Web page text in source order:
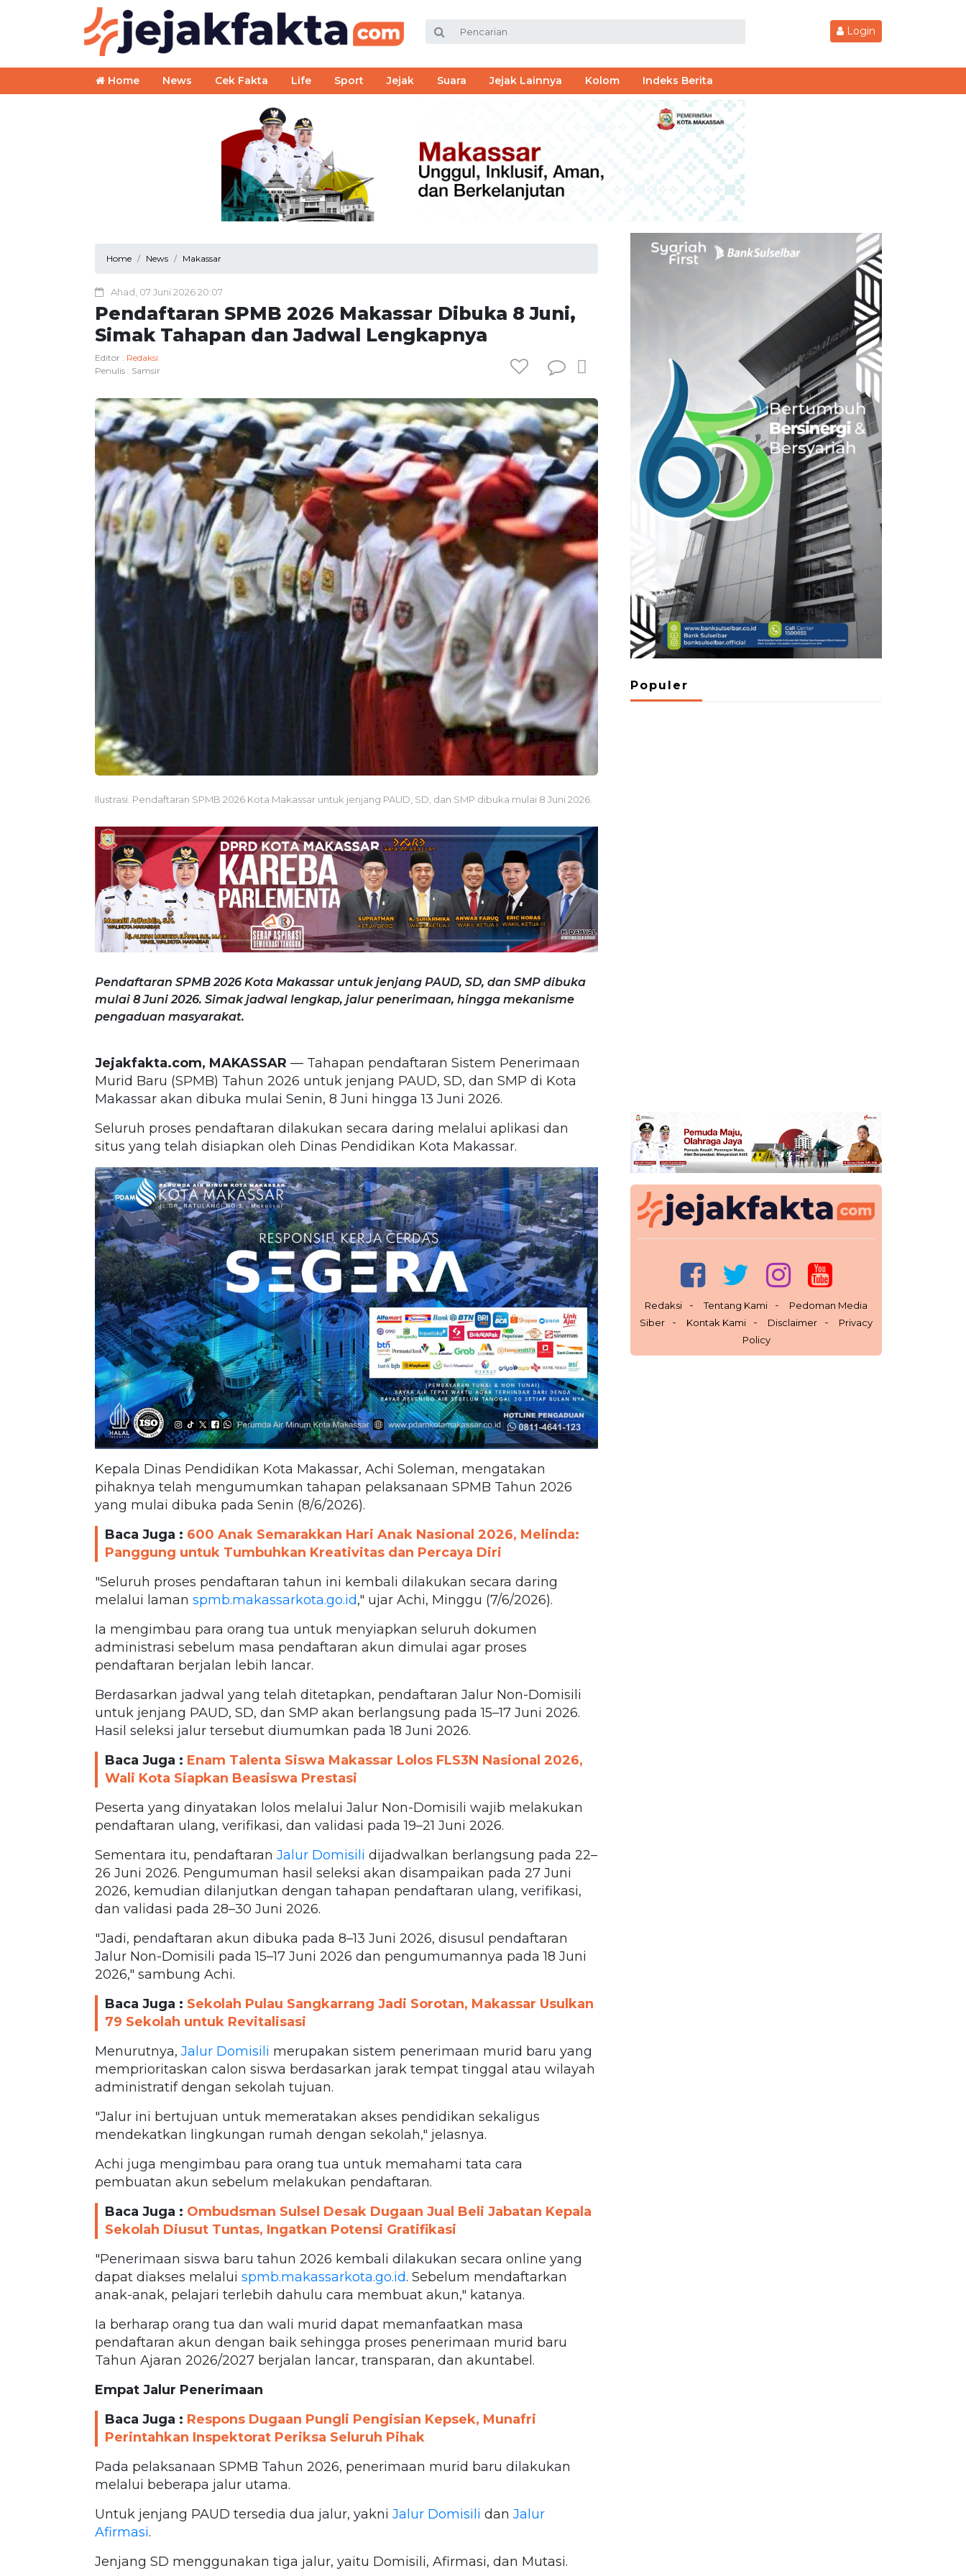
Login
Home News Cek Fakta Life Sport Jejak Suara Jejak Lainnya Kolom Indeks Berita
Home News Makassar
Ahad, 07 Juni 2026 20:07
Pendaftaran SPMB 2026 Makassar Dibuka 8 Juni,
Simak Tahapan dan Jadwal Lengkapnya
Editor : Redaksi
Penulis : Samsir
Ilustrasi. Pendaftaran SPMB 2026 Kota Makassar untuk jenjang PAUD, SD, dan SMP dibuka mulai 8 Juni 2026.
Pendaftaran SPMB 2026 Kota Makassar untuk jenjang PAUD, SD, dan SMP dibuka
mulai 8 Juni 2026. Simak jadwal lengkap, jalur penerimaan, hingga mekanisme
pengaduan masyarakat.
Jejakfakta.com, MAKASSAR — Tahapan pendaftaran Sistem Penerimaan
Murid Baru (SPMB) Tahun 2026 untuk jenjang PAUD, SD, dan SMP di Kota
Makassar akan dibuka mulai Senin, 8 Juni hingga 13 Juni 2026.
Seluruh proses pendaftaran dilakukan secara daring melalui aplikasi dan
situs yang telah disiapkan oleh Dinas Pendidikan Kota Makassar.
Kepala Dinas Pendidikan Kota Makassar, Achi Soleman, mengatakan
pihaknya telah mengumumkan tahapan pelaksanaan SPMB Tahun 2026
yang mulai dibuka pada Senin (8/6/2026).
Baca Juga : 600 Anak Semarakkan Hari Anak Nasional 2026, Melinda:
Panggung untuk Tumbuhkan Kreativitas dan Percaya Diri
"Seluruh proses pendaftaran tahun ini kembali dilakukan secara daring
melalui laman spmb.makassarkota.go.id," ujar Achi, Minggu (7/6/2026).
Ia mengimbau para orang tua untuk menyiapkan seluruh dokumen
administrasi sebelum masa pendaftaran akun dimulai agar proses
pendaftaran berjalan lebih lancar.
Berdasarkan jadwal yang telah ditetapkan, pendaftaran Jalur Non-Domisili
untuk jenjang PAUD, SD, dan SMP akan berlangsung pada 15–17 Juni 2026.
Hasil seleksi jalur tersebut diumumkan pada 18 Juni 2026.
Baca Juga : Enam Talenta Siswa Makassar Lolos FLS3N Nasional 2026,
Wali Kota Siapkan Beasiswa Prestasi
Peserta yang dinyatakan lolos melalui Jalur Non-Domisili wajib melakukan
pendaftaran ulang, verifikasi, dan validasi pada 19–21 Juni 2026.
Sementara itu, pendaftaran Jalur Domisili dijadwalkan berlangsung pada 22–
26 Juni 2026. Pengumuman hasil seleksi akan disampaikan pada 27 Juni
2026, kemudian dilanjutkan dengan tahapan pendaftaran ulang, verifikasi,
dan validasi pada 28–30 Juni 2026.
"Jadi, pendaftaran akun dibuka pada 8–13 Juni 2026, disusul pendaftaran
Jalur Non-Domisili pada 15–17 Juni 2026 dan pengumumannya pada 18 Juni
2026," sambung Achi.
Baca Juga : Sekolah Pulau Sangkarrang Jadi Sorotan, Makassar Usulkan
79 Sekolah untuk Revitalisasi
Menurutnya, Jalur Domisili merupakan sistem penerimaan murid baru yang
memprioritaskan calon siswa berdasarkan jarak tempat tinggal atau wilayah
administratif dengan sekolah tujuan.
"Jalur ini bertujuan untuk memeratakan akses pendidikan sekaligus
mendekatkan lingkungan rumah dengan sekolah," jelasnya.
Achi juga mengimbau para orang tua untuk memahami tata cara
pembuatan akun sebelum melakukan pendaftaran.
Baca Juga : Ombudsman Sulsel Desak Dugaan Jual Beli Jabatan Kepala
Sekolah Diusut Tuntas, Ingatkan Potensi Gratifikasi
"Penerimaan siswa baru tahun 2026 kembali dilakukan secara online yang
dapat diakses melalui spmb.makassarkota.go.id. Sebelum mendaftarkan
anak-anak, pelajari terlebih dahulu cara membuat akun," katanya.
Ia berharap orang tua dan wali murid dapat memanfaatkan masa
pendaftaran akun dengan baik sehingga proses penerimaan murid baru
Tahun Ajaran 2026/2027 berjalan lancar, transparan, dan akuntabel.
Empat Jalur Penerimaan
Baca Juga : Respons Dugaan Pungli Pengisian Kepsek, Munafri
Perintahkan Inspektorat Periksa Seluruh Pihak
Pada pelaksanaan SPMB Tahun 2026, penerimaan murid baru dilakukan
melalui beberapa jalur utama.
Untuk jenjang PAUD tersedia dua jalur, yakni Jalur Domisili dan Jalur
Afirmasi.
Jenjang SD menggunakan tiga jalur, yaitu Domisili, Afirmasi, dan Mutasi.
Populer
Redaksi Tentang Kami
Pedoman Media
Siber
Kontak Kami Disclaimer
Privacy
Policy